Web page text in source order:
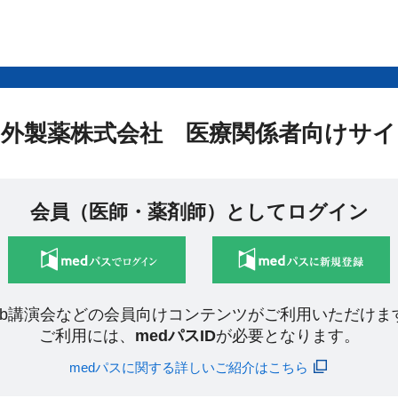
製薬株式会社 医療関係者向けサ
会員（医師・薬剤師）としてログイン
講演会などの会員向けコンテンツがご利用いただけま
ご利用には、 medパスIDが必要となります。
medパスに関する詳しいご紹介はこちら